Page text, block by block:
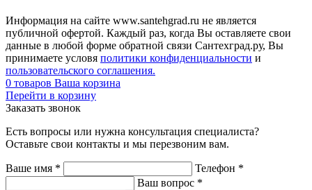
Информация на сайте www.santehgrad.ru не является
публичной офертой. Каждый раз, когда Вы оставляете свои
данные в любой форме обратной связи Сантехград.ру, Вы
принимаете условя политики конфиденциальности и
пользовательского соглашения.
0 товаров Ваша корзина
Перейти в корзину
Заказать звонок
Есть вопросы или нужна консультация специалиста?
Оставьте свои контакты и мы перезвоним вам.
Ваше имя * Телефон *
Ваш вопрос *